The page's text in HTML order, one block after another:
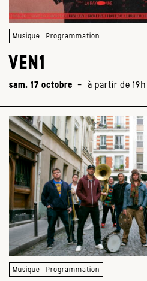
Musique Programmation
VEN1
sam. 17 octobre - à partir de 19h
Musique Programmation